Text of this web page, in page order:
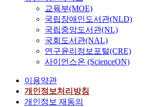
교육부(MOE)
국립장애인도서관(NLD)
국립중앙도서관(NL)
국회도서관(NAL)
연구윤리정보포털(CRE)
사이언스온 (ScienceON)
이용약관
개인정보처리방침
개인정보 재동의